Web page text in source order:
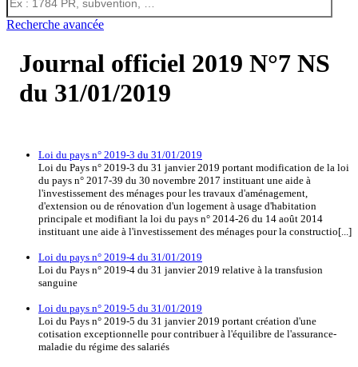
Recherche avancée
Journal officiel 2019 N°7 NS
du 31/01/2019
Loi du pays n° 2019-3 du 31/01/2019
Loi du Pays n° 2019-3 du 31 janvier 2019 portant modification de la loi
du pays n° 2017-39 du 30 novembre 2017 instituant une aide à
l'investissement des ménages pour les travaux d'aménagement,
d'extension ou de rénovation d'un logement à usage d'habitation
principale et modifiant la loi du pays n° 2014-26 du 14 août 2014
instituant une aide à l'investissement des ménages pour la constructio[...]
Loi du pays n° 2019-4 du 31/01/2019
Loi du Pays n° 2019-4 du 31 janvier 2019 relative à la transfusion
sanguine
Loi du pays n° 2019-5 du 31/01/2019
Loi du Pays n° 2019-5 du 31 janvier 2019 portant création d'une
cotisation exceptionnelle pour contribuer à l'équilibre de l'assurance-
maladie du régime des salariés